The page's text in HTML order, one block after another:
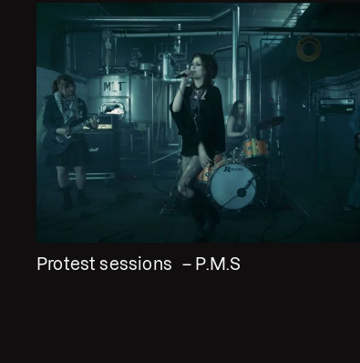
Protest sessions – P.M.S